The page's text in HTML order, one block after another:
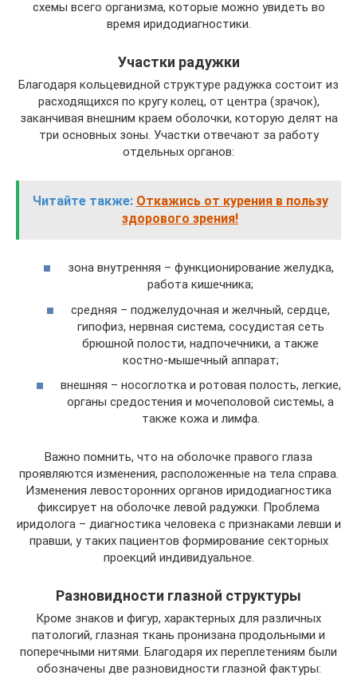
схемы всего организма, которые можно увидеть во
время иридодиагностики.
Участки радужки
Благодаря кольцевидной структуре радужка состоит из
расходящихся по кругу колец, от центра (зрачок),
заканчивая внешним краем оболочки, которую делят на
три основных зоны. Участки отвечают за работу
отдельных органов:
Читайте также: Откажись от курения в пользу
здорового зрения!
зона внутренняя – функционирование желудка,
работа кишечника;
средняя – поджелудочная и желчный, сердце,
гипофиз, нервная система, сосудистая сеть
брюшной полости, надпочечники, а также
костно-мышечный аппарат;
внешняя – носоглотка и ротовая полость, легкие,
органы средостения и мочеполовой системы, а
также кожа и лимфа.
Важно помнить, что на оболочке правого глаза
проявляются изменения, расположенные на тела справа.
Изменения левосторонних органов иридодиагностика
фиксирует на оболочке левой радужки. Проблема
иридолога – диагностика человека с признаками левши и
правши, у таких пациентов формирование секторных
проекций индивидуальное.
Разновидности глазной структуры
Кроме знаков и фигур, характерных для различных
патологий, глазная ткань пронизана продольными и
поперечными нитями. Благодаря их переплетениям были
обозначены две разновидности глазной фактуры: